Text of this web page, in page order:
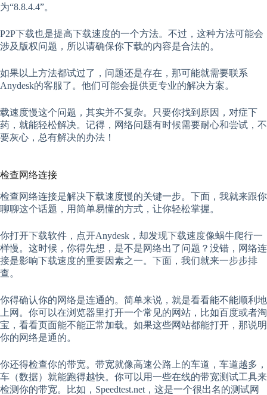
为“8.8.4.4”。
P2P下载也是提高下载速度的一个方法。不过，这种方法可能会
涉及版权问题，所以请确保你下载的内容是合法的。
如果以上方法都试过了，问题还是存在，那可能就需要联系
Anydesk的客服了。他们可能会提供更专业的解决方案。
载速度慢这个问题，其实并不复杂。只要你找到原因，对症下
药，就能轻松解决。记得，网络问题有时候需要耐心和尝试，不
要灰心，总有解决的办法！
检查网络连接
检查网络连接是解决下载速度慢的关键一步。下面，我就来跟你
聊聊这个话题，用简单易懂的方式，让你轻松掌握。
你打开下载软件，点开Anydesk，却发现下载速度像蜗牛爬行一
样慢。这时候，你得先想，是不是网络出了问题？没错，网络连
接是影响下载速度的重要因素之一。下面，我们就来一步步排
查。
你得确认你的网络是连通的。简单来说，就是看看能不能顺利地
上网。你可以在浏览器里打开一个常见的网站，比如百度或者淘
宝，看看页面能不能正常加载。如果这些网站都能打开，那说明
你的网络是通的。
你还得检查你的带宽。带宽就像高速公路上的车道，车道越多，
车（数据）就能跑得越快。你可以用一些在线的带宽测试工具来
检测你的带宽。比如，Speedtest.net，这是一个很出名的测试网